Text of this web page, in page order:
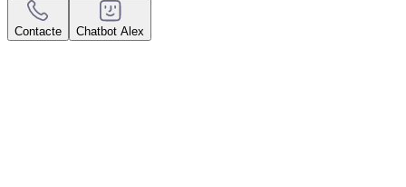
Contacte Chatbot Alex